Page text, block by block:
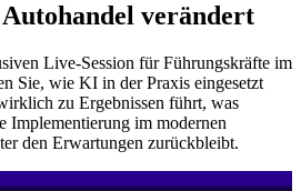
verändert
Live-Session für Führungskräfte im
Sie, wie KI in der Praxis eingesetzt
zu Ergebnissen führt, was
Implementierung im modernen
den Erwartungen zurückbleibt.